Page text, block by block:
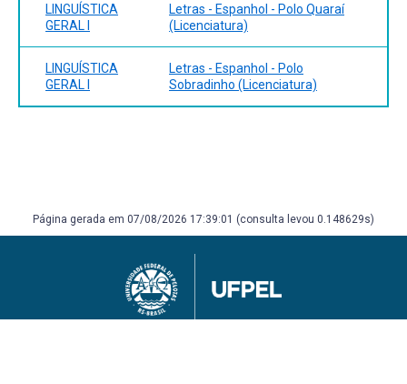
LINGUÍSTICA
GERAL I
Letras - Espanhol - Polo Quaraí
(Licenciatura)
LINGUÍSTICA
GERAL I
Letras - Espanhol - Polo
Sobradinho (Licenciatura)
Página gerada em 07/08/2026 17:39:01 (consulta levou 0.148629s)